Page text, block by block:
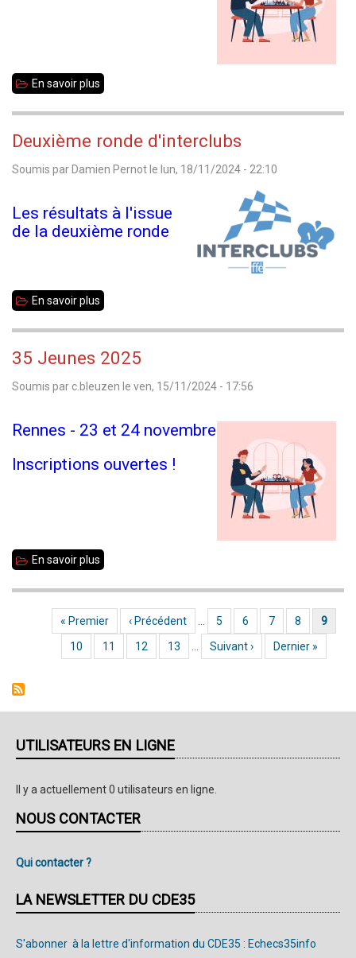
En savoir plus
2025
-
-
Podiums
au
Bretagne
Jeunes
Deuxième ronde d'interclubs
Soumis par Damien Pernot le lun, 18/11/2024 - 22:10
Les résultats à l'issue
de la deuxième ronde
En savoir plus
d'interclubs
35 Jeunes 2025
Soumis par c.bleuzen le ven, 15/11/2024 - 17:56
Rennes - 23 et 24 novembre
Inscriptions ouvertes !
En savoir plus
2025
Pagination
Première page
« Premier Page précédente
‹ Précédent Page
5 Page
6 Page
7 Page
8 Page
9
Page
10 Page
11 Page
12 Page
13 Page suivante
Suivant › Dernière page
Dernier »
UTILISATEURS EN LIGNE
Il y a actuellement 0 utilisateurs en ligne.
NOUS CONTACTER
Qui contacter ?
LA NEWSLETTER DU CDE35
S'abonner à la lettre d'information du CDE35 : Echecs35info